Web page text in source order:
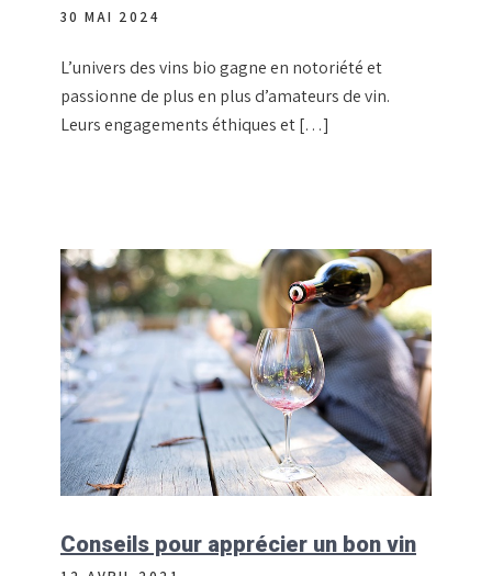
30 MAI 2024
L’univers des vins bio gagne en notoriété et
passionne de plus en plus d’amateurs de vin.
Leurs engagements éthiques et […]
Conseils pour apprécier un bon vin